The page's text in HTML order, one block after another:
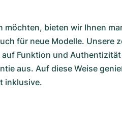
möchten, bieten wir Ihnen
für neue Modelle. Unsere
auf Funktion und
aus. Auf diese Weise
inklusive.